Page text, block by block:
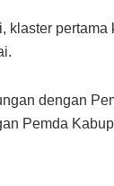
klaster
dengan
Pemda